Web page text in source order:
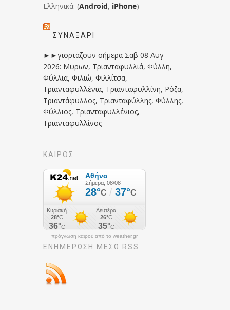
Ελληνικά: (Android, iPhone)
ΣΥΝΑΞΆΡΙ
►►γιορτάζουν σήμερα Σαβ 08 Αυγ
2026: Μυρων, Τριανταφυλλιά, Φύλλη,
Φύλλια, Φιλιώ, Φιλλίτσα,
Τριανταφυλλένια, Τριανταφυλλίνη, Ρόζα,
Τριαντάφυλλος, Τριανταφύλλης, Φύλλης,
Φύλλιος, Τριανταφυλλένιος,
Τριανταφυλλίνος
ΚΑΙΡΟΣ
πρόγνωση καιρού από το weather.gr
ΕΝΗΜΈΡΩΣΉ ΜΕΣΩ RSS